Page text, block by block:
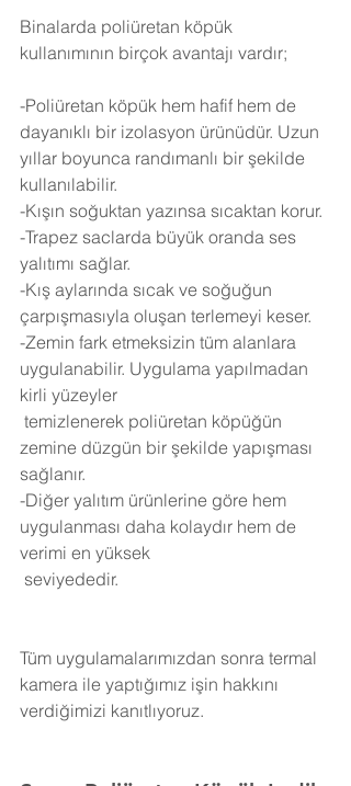
Binalarda poliüretan köpük
kullanımının birçok avantajı vardır;
-Poliüretan köpük hem hafif hem de
dayanıklı bir izolasyon ürünüdür. Uzun
yıllar boyunca randımanlı bir şekilde
kullanılabilir.
-Kışın soğuktan yazınsa sıcaktan korur.
-Trapez saclarda büyük oranda ses
yalıtımı sağlar.
-Kış aylarında sıcak ve soğuğun
çarpışmasıyla oluşan terlemeyi keser.
-Zemin fark etmeksizin tüm alanlara
uygulanabilir. Uygulama yapılmadan
kirli yüzeyler
zemine düzgün bir şekilde yapışması
sağlanır.
-Diğer yalıtım ürünlerine göre hem
uygulanması daha kolaydır hem de
verimi en yüksek
seviyededir.
Tüm uygulamalarımızdan sonra termal
kamera ile yaptığımız işin hakkını
verdiğimizi kanıtlıyoruz.